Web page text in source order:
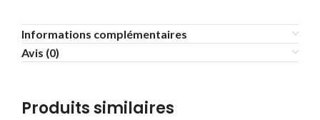
52 54
Informations complémentaires
Avis (0)
Produits similaires